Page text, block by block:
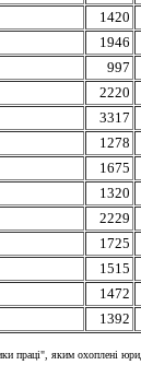
1420
1946
997
2220
3317
1278
1675
1320
2229
1725
1515
1472
1392
праці", яким охоплені